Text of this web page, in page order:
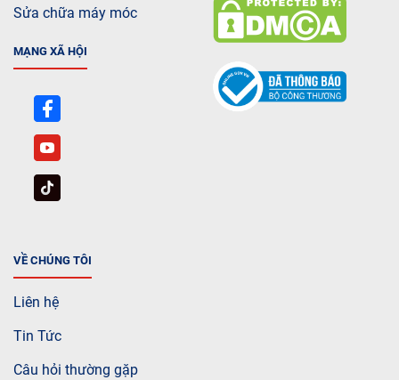
Sửa chữa máy móc
MẠNG XÃ HỘI
VỀ CHÚNG TÔI
Liên hệ
Tin Tức
Câu hỏi thường gặp